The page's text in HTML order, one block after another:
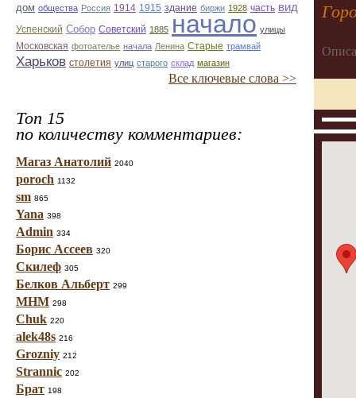
дом общества Россия 1914 1915 здание биржи 1928 часть вид
Успенский Собор Советский 1885 начало улицы
Московская фотоателье начала Ленина Старые трамвай
Харьков столетия улиц старого склад магазин
Все ключевые слова >>
Топ 15
по количеству комментариев:
Магаз Анатолий 2040
poroch 1132
sm 865
Yana 398
Admin 334
Борис Ассеев 320
Скилеф 305
Белков Альберт 299
МНМ 298
Chuk 220
alek48s 216
Grozniy 212
Strannic 202
Брат 198